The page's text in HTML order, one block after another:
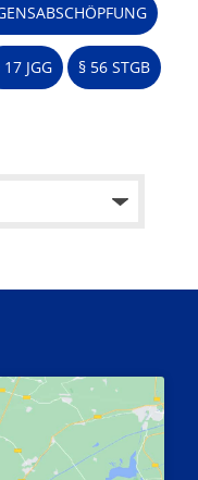
17 JGG § 56 STGB